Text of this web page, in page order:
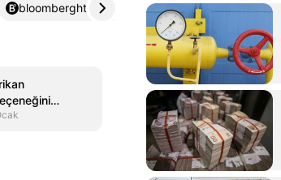
bloomberght.com